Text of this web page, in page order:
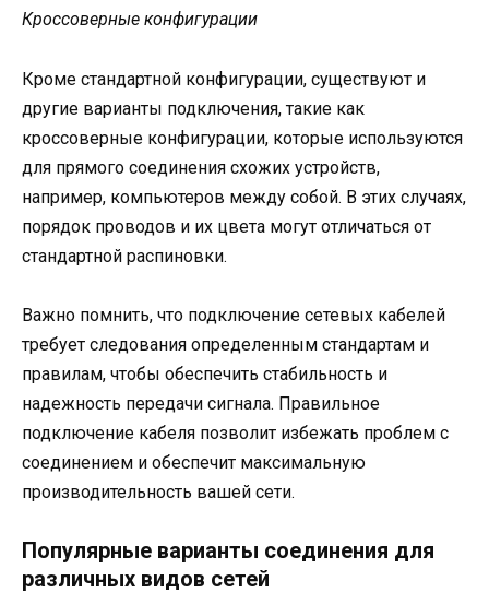
Кроссоверные конфигурации
Кроме стандартной конфигурации, существуют и
другие варианты подключения, такие как
кроссоверные конфигурации, которые используются
для прямого соединения схожих устройств,
например, компьютеров между собой. В этих случаях,
порядок проводов и их цвета могут отличаться от
стандартной распиновки.
Важно помнить, что подключение сетевых кабелей
требует следования определенным стандартам и
правилам, чтобы обеспечить стабильность и
надежность передачи сигнала. Правильное
подключение кабеля позволит избежать проблем с
соединением и обеспечит максимальную
производительность вашей сети.
Популярные варианты соединения для
различных видов сетей